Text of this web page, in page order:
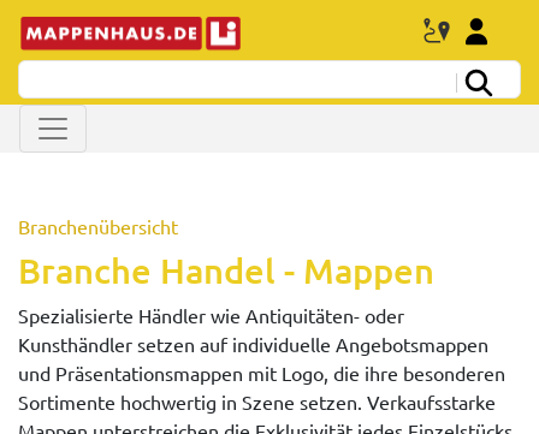
Branchenübersicht
Branche Handel - Mappen
Spezialisierte Händler wie Antiquitäten- oder
Kunsthändler setzen auf individuelle Angebotsmappen
und Präsentationsmappen mit Logo, die ihre besonderen
Sortimente hochwertig in Szene setzen. Verkaufsstarke